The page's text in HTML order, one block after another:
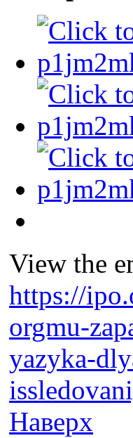
View the
https://
orgmu-
yazyka-
Наверх